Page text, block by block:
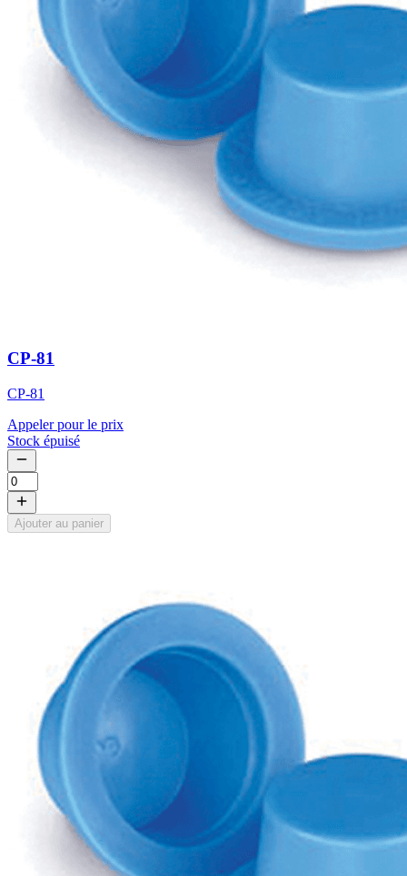
CP-81
CP-81
Appeler pour le prix
Stock épuisé
Ajouter au panier